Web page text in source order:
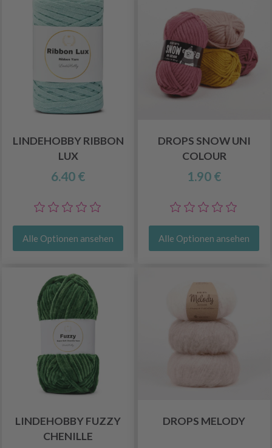
LINDEHOBBY RIBBON
LUX
6.40 €
Alle Optionen ansehen
DROPS SNOW UNI
COLOUR
1.90 €
Alle Optionen ansehen
LINDEHOBBY FUZZY
CHENILLE
DROPS MELODY